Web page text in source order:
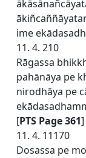
ime
11. 4. 210
Rāgassa
pahānāya pe
nirodhāya pe
[PTS Page 361
11. 4. 11170
Dosassa pe